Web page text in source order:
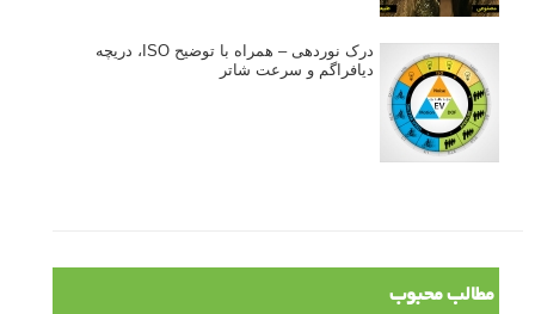
درک نوردهی – همراه با توضیح ISO، دریچه
دیافراگم و سرعت شاتر
مطالب محبوب